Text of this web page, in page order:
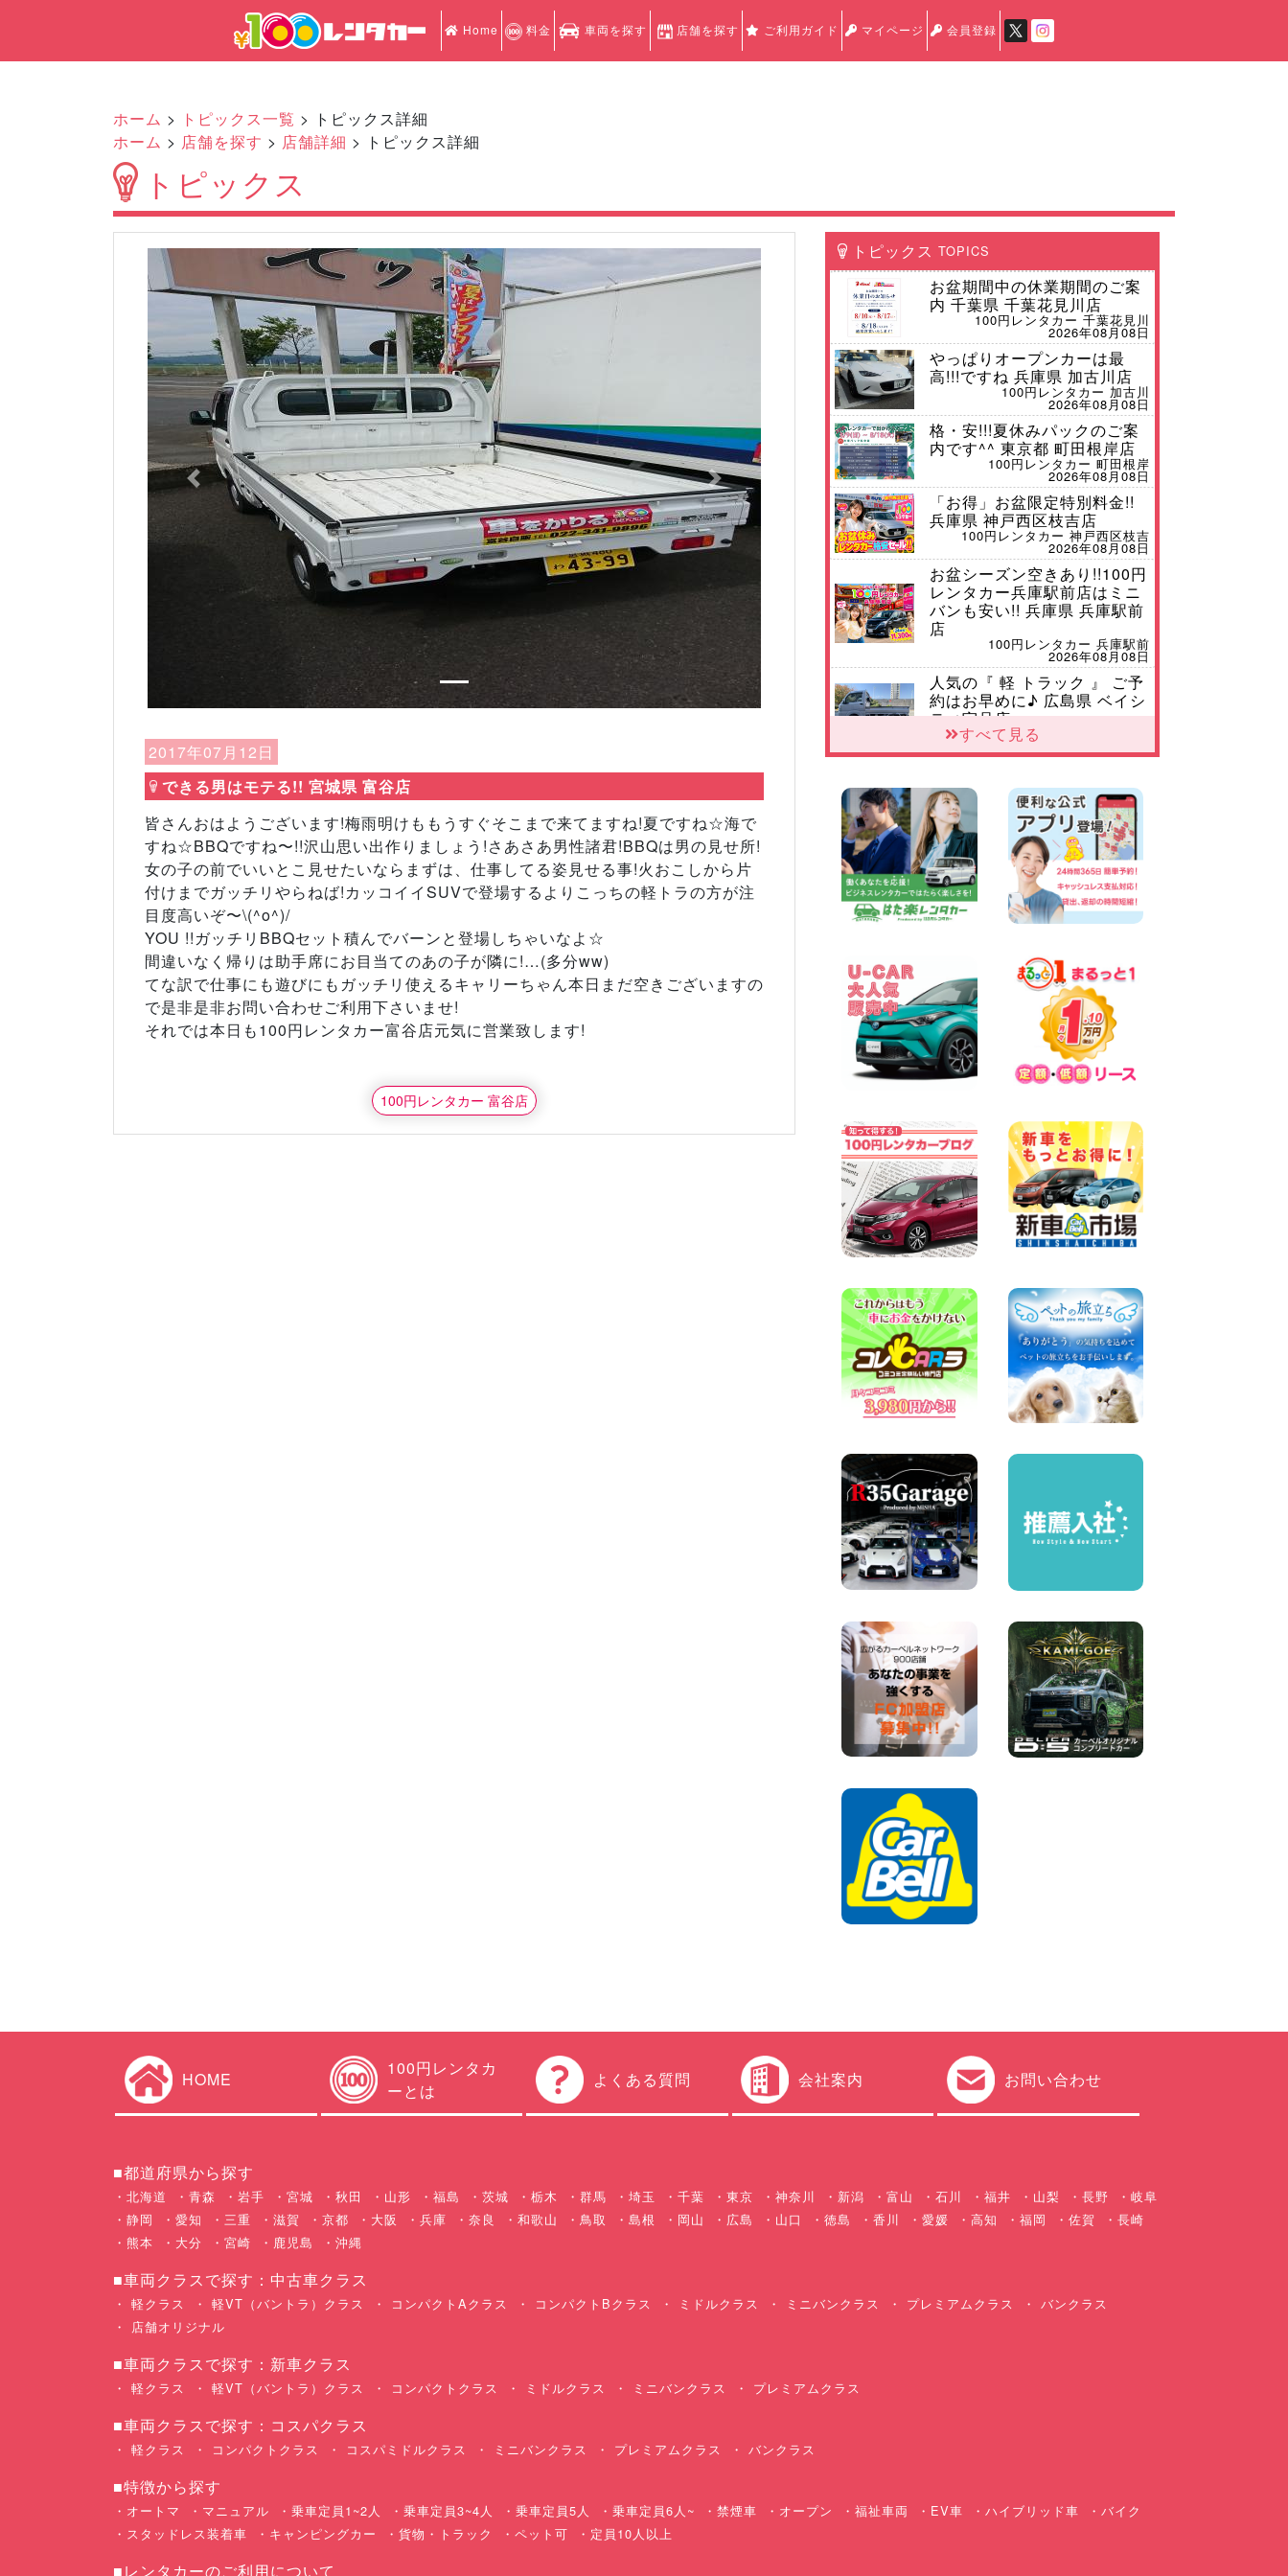
Home 料金 車両を探す 店舗を探す ご利用ガイド マイページ 会員登録
ホーム > トピックス一覧 > トピックス詳細
ホーム > 店舗を探す > 店舗詳細 > トピックス詳細
トピックス
Previous Next
2017年07月12日
できる男はモテる!! 宮城県 富谷店
皆さんおはようございます!梅雨明けももうすぐそこまで来てますね!夏ですね☆海で
すね☆BBQですね〜!!沢山思い出作りましょう!さあさあ男性諸君!BBQは男の見せ所!
女の子の前でいいとこ見せたいならまずは、仕事してる姿見せる事!火おこしから片
付けまでガッチリやらねば!カッコイイSUVで登場するよりこっちの軽トラの方が注
目度高いぞ〜\(^o^)/
YOU !!ガッチリBBQセット積んでバーンと登場しちゃいなよ☆
間違いなく帰りは助手席にお目当てのあの子が隣に!…(多分ww)
てな訳で仕事にも遊びにもガッチリ使えるキャリーちゃん本日まだ空きございますの
で是非是非お問い合わせご利用下さいませ!
それでは本日も100円レンタカー富谷店元気に営業致します!
100円レンタカー 富谷店
トピックス TOPICS
お盆期間中の休業期間のご案
内 千葉県 千葉花見川店
100円レンタカー 千葉花見川
2026年08月08日
やっぱりオープンカーは最
高!!!ですね 兵庫県 加古川店
100円レンタカー 加古川
2026年08月08日
格・安!!!夏休みパックのご案
内です^^ 東京都 町田根岸店
100円レンタカー 町田根岸
2026年08月08日
「お得」お盆限定特別料金!!
兵庫県 神戸西区枝吉店
100円レンタカー 神戸西区枝吉
2026年08月08日
お盆シーズン空きあり!!100円
レンタカー兵庫駅前店はミニ
バンも安い!! 兵庫県 兵庫駅前
店
100円レンタカー 兵庫駅前
2026年08月08日
人気の『 軽 トラック 』 ご予
約はお早めに♪ 広島県 ベイシ
ティ宇品店
100円レンタカー ベイシティ宇品
日市インター店
100円レンタカー 四日市インター
2026年08月08日
横浜弥生台店限定!!夏季特別
キャンペーンのお知らせ!! 神
奈川県 横浜弥生台店
100円レンタカー 横浜弥生台
2026年08月08日
絡 愛知県 三河安城店
100円レンタカー 三河安城
2026年08月08日
☆ お盆特別乗り放題プラン
☆ 埼玉県 杉戸店
100円レンタカー 杉戸
2026年08月07日
佐渡でのドライブは安全第一!
100円レンタカー 佐渡空港
2026年08月07日
楽しい佐渡旅行を守るために!
安全運転のお願い 新潟県 両
津店
100円レンタカー 両津
2026年08月07日
日産セレナが新入荷!!中川か
100円レンタカー 中川かの里
2026年08月07日
☆ 夏休みクーポン登場!最大
9,500円おトク! ☆ 鳥取県 鳥
取青谷店
100円レンタカー 鳥取青谷
2026年08月07日
人気のハイエース!! 大阪府 寝
100円レンタカー 寝屋川太間東町
2026年08月07日
夏季休暇のお知らせ 東京都
墨田両国店
100円レンタカー 墨田両国
2026年08月07日
夏季休暇のお知らせ 東京都
墨田文花店
お盆も休まず営業します! 神
奈川県 横浜旭南本宿町店
100円レンタカー 横浜旭南本宿町
2026年08月07日
お引越しに便利で最適!(禁煙
車両) 香川県 坂出川津店
100円レンタカー 坂出川津
2026年08月07日
2台になりました!】 岐阜県 各
務原那加店
すべて見る
HOME
100円レンタカ
ーとは
よくある質問 会社案内 お問い合わせ
■都道府県から探す
北海道 青森 岩手 宮城 秋田 山形 福島 茨城 栃木 群馬 埼玉 千葉 東京 神奈川 新潟 富山 石川 福井 山梨 長野
岐阜
静岡
愛知 三重 滋賀 京都 大阪 兵庫 奈良 和歌山 鳥取 島根 岡山 広島 山口 徳島 香川 愛媛 高知 福岡 佐賀
長崎
熊本
大分 宮崎 鹿児島 沖縄
■車両クラスで探す：中古車クラス
軽クラス 軽VT（バントラ）クラス コンパクトAクラス コンパクトBクラス ミドルクラス ミニバンクラス プレミアムクラス
バンクラス
店舗オリジナル
■車両クラスで探す：新車クラス
軽クラス 軽VT（バントラ）クラス コンパクトクラス ミドルクラス ミニバンクラス プレミアムクラス
■車両クラスで探す：コスパクラス
軽クラス コンパクトクラス コスパミドルクラス ミニバンクラス プレミアムクラス バンクラス
■特徴から探す
オートマ マニュアル 乗車定員1~2人 乗車定員3~4人 乗車定員5人 乗車定員6人~ 禁煙車 オープン 福祉車両 EV車 ハイブリッド車
バイク
スタッドレス装着車
キャンピングカー 貨物・トラック ペット可 定員10人以上
■レンタカーのご利用について